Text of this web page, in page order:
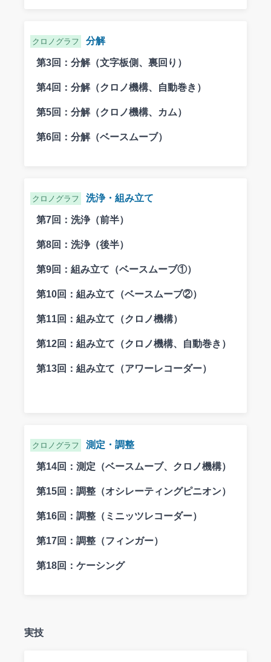
クロノグラフ 分解
第3回：分解（文字板側、裏回り）
第4回：分解（クロノ機構、自動巻き）
第5回：分解（クロノ機構、カム）
第6回：分解（ベースムーブ）
クロノグラフ 洗浄・組み立て
第7回：洗浄（前半）
第8回：洗浄（後半）
第9回：組み立て（ベースムーブ①）
第10回：組み立て（ベースムーブ②）
第11回：組み立て（クロノ機構）
第12回：組み立て（クロノ機構、自動巻き）
第13回：組み立て（アワーレコーダー）
クロノグラフ 測定・調整
第14回：測定（ベースムーブ、クロノ機構）
第15回：調整（オシレーティングピニオン）
第16回：調整（ミニッツレコーダー）
第17回：調整（フィンガー）
第18回：ケーシング
実技